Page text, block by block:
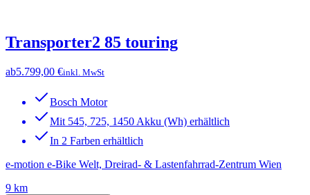
Transporter2 85 touring
ab5.799,00 €inkl. MwSt
Bosch Motor
Mit 545, 725, 1450 Akku (Wh) erhältlich
In 2 Farben erhältlich
e-motion e-Bike Welt, Dreirad- & Lastenfahrrad-Zentrum Wien
9 km